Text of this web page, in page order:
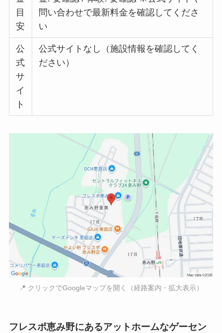
目
安
問い合わせで最新料金を確認してくださ
い
公
式
サ
イ
ト
公式サイトなし（施設情報を確認してく
ださい）
📍 クリックでGoogleマップを開く（経路案内・拡大表示）
フレスポ恵み野にあるアットホームなゲーセン